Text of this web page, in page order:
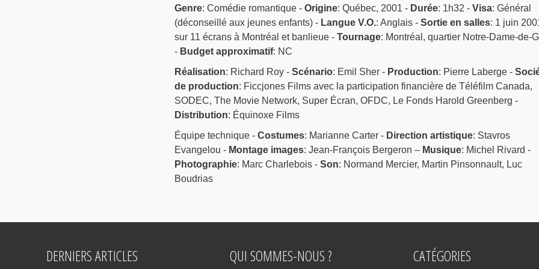
Genre: Comédie romantique - Origine: Québec, 2001 - Durée: 1h32 - Visa: Général
(déconseillé aux jeunes enfants) - Langue V.O.: Anglais - Sortie en salles: 1 juin
sur 11 écrans à Montréal et banlieue - Tournage: Montréal, quartier Notre-Dame-de-
- Budget approximatif: NC
Réalisation: Richard Roy - Scénario: Emil Sher - Production: Pierre Laberge -
de production: Ficcjones Films avec la participation financière de Téléfilm Canada,
SODEC, The Movie Network, Super Écran, OFDC, Le Fonds Harold Greenberg -
Distribution: Équinoxe Films
Équipe technique - Costumes: Marianne Carter - Direction artistique: Stavros
Evangelou - Montage images: Jean-François Bergeron – Musique: Michel Rivard -
Photographie: Marc Charlebois - Son: Normand Mercier, Martin Pinsonnault, Luc
Boudrias
DERNIERS ARTICLES QUI SOMMES-NOUS ? CATÉGORIES